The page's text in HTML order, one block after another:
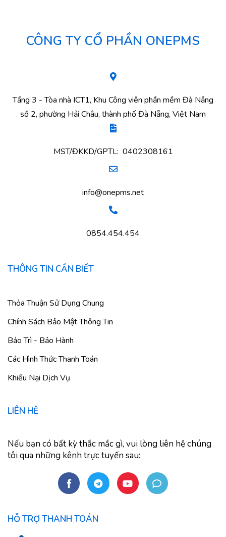
CÔNG TY CỔ PHẦN ONEPMS
Tầng 3 - Tòa nhà ICT1, Khu Công viên phần mềm Đà Nẵng
số 2, phường Hải Châu, thành phố Đà Nẵng, Việt Nam
MST/ĐKKD/GPTL: 0402308161
info@onepms.net
0854.454.454
THÔNG TIN CẦN BIẾT
Thỏa Thuận Sử Dụng Chung
Chính Sách Bảo Mật Thông Tin
Bảo Trì - Bảo Hành
Các Hình Thức Thanh Toán
Khiếu Nại Dịch Vụ
LIÊN HỆ
Nếu bạn có bất kỳ thắc mắc gì, vui lòng liên hệ chúng
tôi qua những kênh trực tuyến sau:
HỖ TRỢ THANH TOÁN